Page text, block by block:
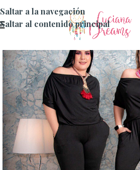
Saltar a la navegación
Saltar al contenido principal